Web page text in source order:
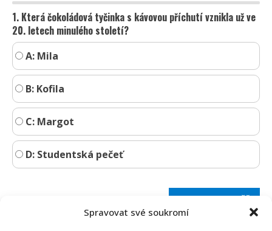
Spravovat své soukromí
1. Která čokoládová tyčinka s kávovou příchutí vznikla už ve
20. letech minulého století?
A: Mila
B: Kofila
C: Margot
D: Studentská pečeť